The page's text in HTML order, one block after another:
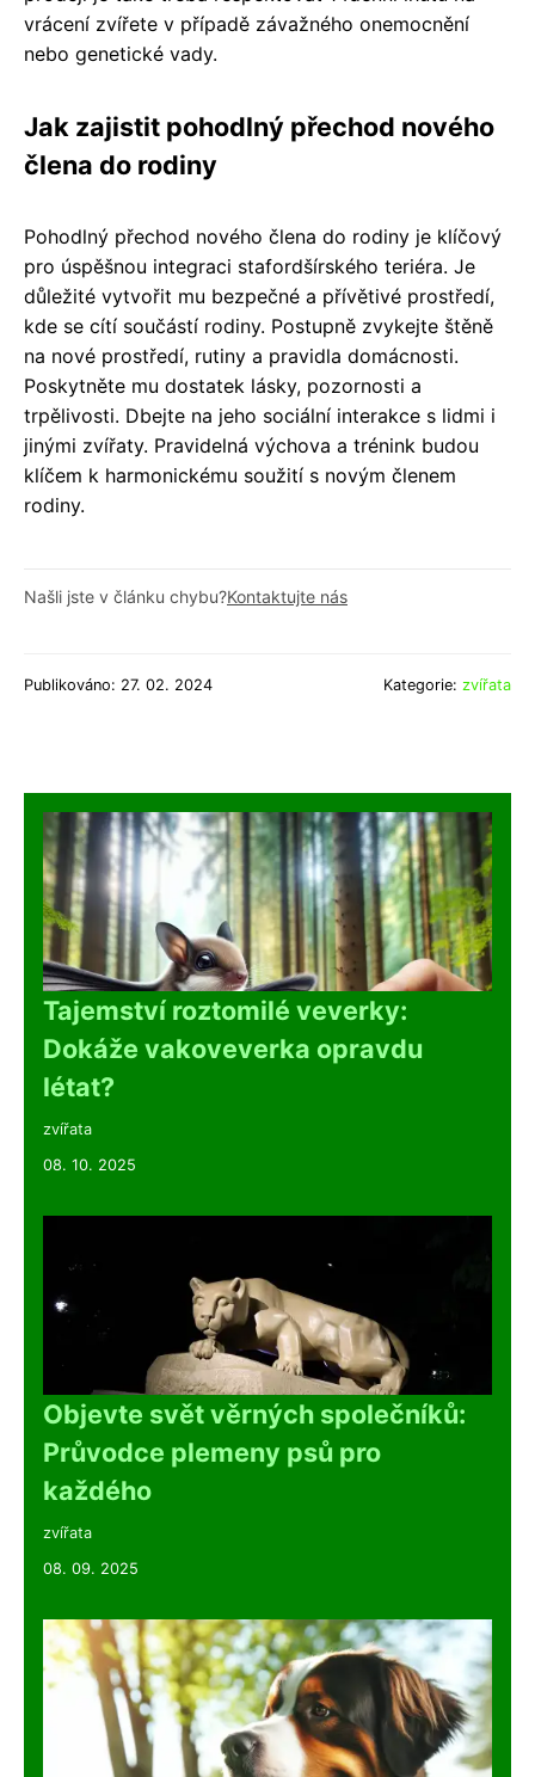
vrácení zvířete v případě závažného onemocnění
nebo genetické vady.
Jak zajistit pohodlný přechod nového
člena do rodiny
Pohodlný přechod nového člena do rodiny je klíčový
pro úspěšnou integraci stafordšírského teriéra. Je
důležité vytvořit mu bezpečné a přívětivé prostředí,
kde se cítí součástí rodiny. Postupně zvykejte štěně
na nové prostředí, rutiny a pravidla domácnosti.
Poskytněte mu dostatek lásky, pozornosti a
trpělivosti. Dbejte na jeho sociální interakce s lidmi i
jinými zvířaty. Pravidelná výchova a trénink budou
klíčem k harmonickému soužití s novým členem
rodiny.
Našli jste v článku chybu?Kontaktujte nás
Publikováno: 27. 02. 2024 Kategorie: zvířata
Tajemství roztomilé veverky:
Dokáže vakoveverka opravdu
létat?
zvířata
08. 10. 2025
Objevte svět věrných společníků:
Průvodce plemeny psů pro
každého
zvířata
08. 09. 2025